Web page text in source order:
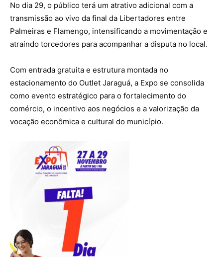
No dia 29, o público terá um atrativo adicional com a
transmissão ao vivo da final da Libertadores entre
Palmeiras e Flamengo, intensificando a movimentação e
atraindo torcedores para acompanhar a disputa no local.
Com entrada gratuita e estrutura montada no
estacionamento do Outlet Jaraguá, a Expo se consolida
como evento estratégico para o fortalecimento do
comércio, o incentivo aos negócios e a valorização da
vocação econômica e cultural do município.